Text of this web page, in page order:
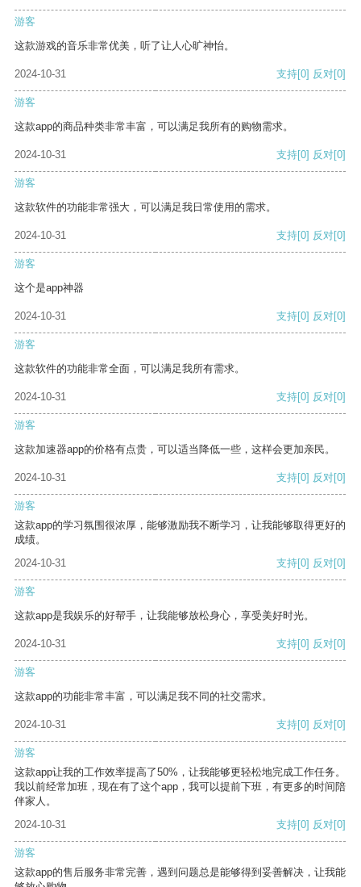
游客
这款游戏的音乐非常优美，听了让人心旷神怡。
2024-10-31 支持[0] 反对[0]
游客
这款app的商品种类非常丰富，可以满足我所有的购物需求。
2024-10-31 支持[0] 反对[0]
游客
这款软件的功能非常强大，可以满足我日常使用的需求。
2024-10-31 支持[0] 反对[0]
游客
这个是app神器
2024-10-31 支持[0] 反对[0]
游客
这款软件的功能非常全面，可以满足我所有需求。
2024-10-31 支持[0] 反对[0]
游客
这款加速器app的价格有点贵，可以适当降低一些，这样会更加亲民。
2024-10-31 支持[0] 反对[0]
游客
这款app的学习氛围很浓厚，能够激励我不断学习，让我能够取得更好的
成绩。
2024-10-31
支持[0] 反对[0]
游客
这款app是我娱乐的好帮手，让我能够放松身心，享受美好时光。
2024-10-31 支持[0] 反对[0]
游客
这款app的功能非常丰富，可以满足我不同的社交需求。
2024-10-31 支持[0] 反对[0]
游客
这款app让我的工作效率提高了50%，让我能够更轻松地完成工作任务。
我以前经常加班，现在有了这个app，我可以提前下班，有更多的时间陪
伴家人。
2024-10-31
支持[0] 反对[0]
游客
这款app的售后服务非常完善，遇到问题总是能够得到妥善解决，让我能